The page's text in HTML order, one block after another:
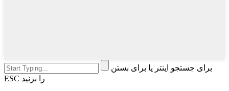
برای جستجو اینتر یا برای بستن
ESC را بزنید